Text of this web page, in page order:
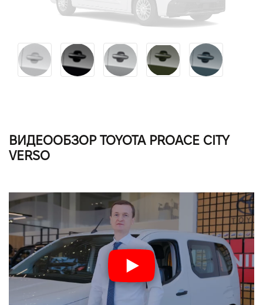
ВИДЕООБЗОР TOYOTA PROACE CITY
VERSO